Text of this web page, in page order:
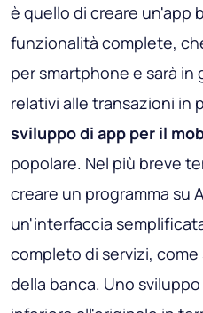
è quello di creare un'app
funzionalità complete,
per smartphone e sarà in
relativi alle transazioni in
sviluppo di app per il
popolare. Nel più breve
creare un programma su
un'interfaccia
completo di servizi,
della banca. Uno